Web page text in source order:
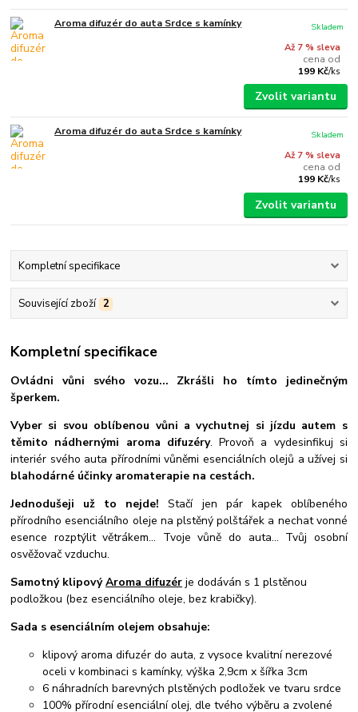
Aroma difuzér do auta Srdce s kamínky
Až 7 % sleva
cena od
199 Kč/ks
Skladem
Zvolit variantu
Aroma difuzér do auta Srdce s kamínky
Až 7 % sleva
cena od
199 Kč/ks
Skladem
Zvolit variantu
Kompletní specifikace
Související zboží 2
Kompletní specifikace
Ovládni vůni svého vozu... Zkrášli ho tímto jedinečným
šperkem.
Vyber si svou oblíbenou vůni a vychutnej si jízdu autem s
těmito nádhernými aroma difuzéry. Provoň a vydesinfikuj si
interiér svého auta přírodními vůněmi esenciálních olejů a užívej si
blahodárné účinky aromaterapie na cestách.
Jednodušeji už to nejde!Stačí jen pár kapek oblíbeného
přírodního esenciálního oleje na plstěný polštářek a nechat vonné
esence rozptýlit větrákem... Tvoje vůně do auta... Tvůj osobní
osvěžovač vzduchu.
Samotný klipovýAroma difuzér je dodáván s 1 plstěnou
podložkou (bez esenciálního oleje, bez krabičky).
Sada s esenciálním olejem obsahuje:
klipový aroma difuzér do auta, z vysoce kvalitní nerezové
oceli v kombinaci s kamínky, výška 2,9cm x šířka 3cm
6 náhradních barevných plstěných podložek ve tvaru srdce
100% přírodní esenciální olej, dle tvého výběru a zvolené